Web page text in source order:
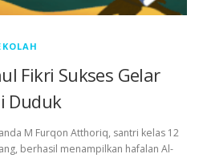
Fikri Sukses Gelar
Duduk
M Furqon Atthoriq, santri kelas 12
berhasil menampilkan hafalan Al-